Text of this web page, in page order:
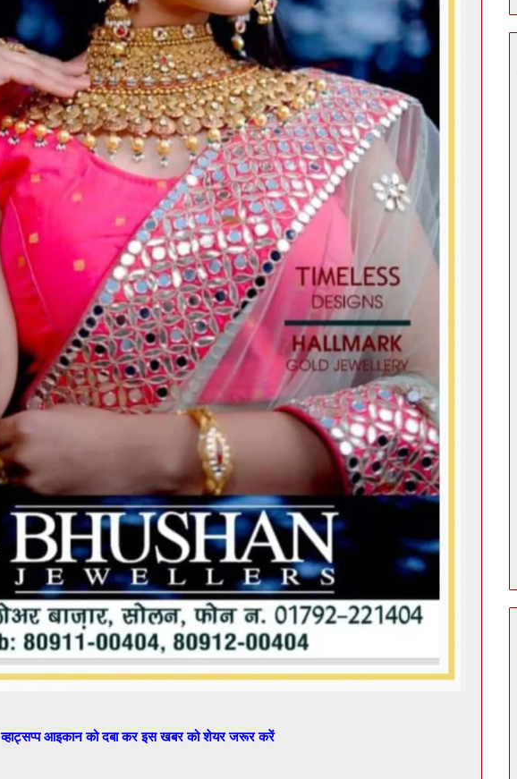
व्हाट्सप्प आइकान को दबा कर इस खबर को शेयर जरूर करें